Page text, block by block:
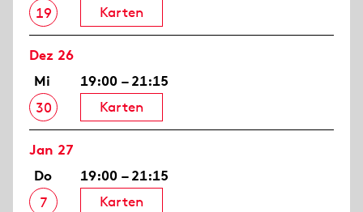
19
Karten
Dez 26
Mi
30
19:00 – 21:15
Karten
Jan 27
Do
7
19:00 – 21:15
Karten